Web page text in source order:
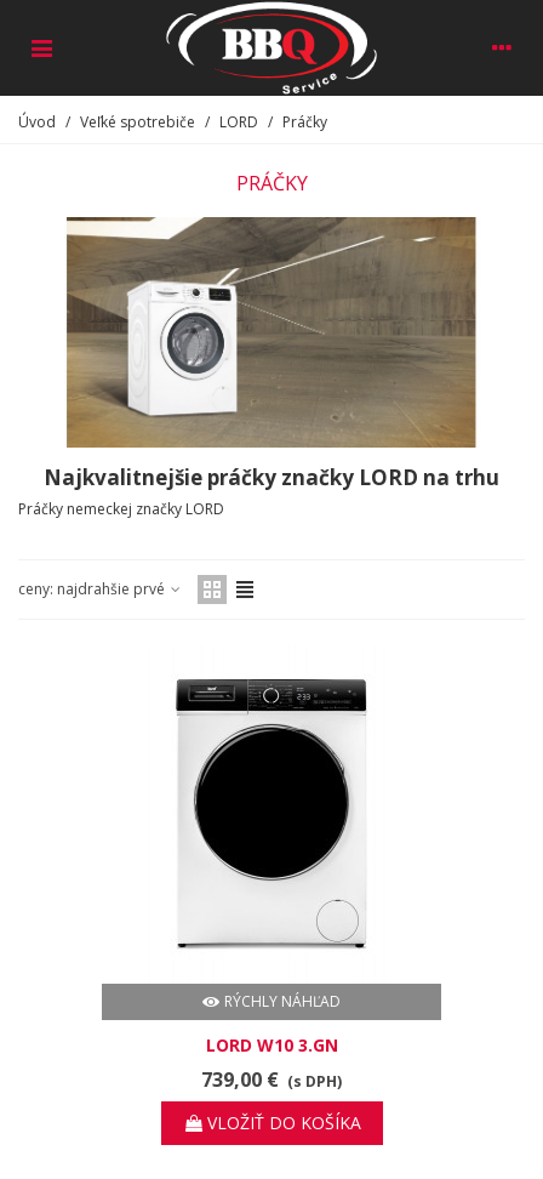
Úvod / Veľké spotrebiče / LORD / Práčky
PRÁČKY
Najkvalitnejšie práčky značky LORD na trhu
Práčky nemeckej značky LORD
ceny: najdrahšie prvé
RÝCHLY NÁHĽAD
LORD W10 3.GN
739,00 € (s DPH)
VLOŽIŤ DO KOŠÍKA